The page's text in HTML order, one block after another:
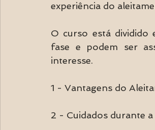
experiência do
O curso está dividido
fase e podem ser
interesse.
1 - Vantagens do
2 - Cuidados durante a